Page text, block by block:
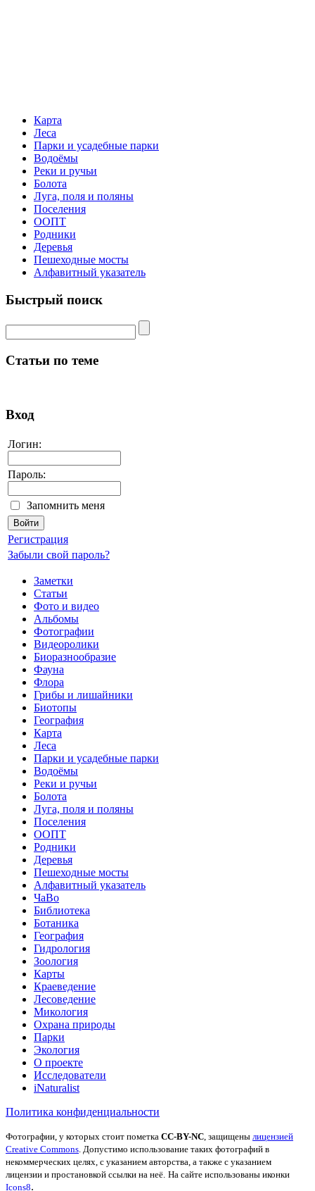
Карта
Леса
Парки и усадебные парки
Водоёмы
Реки и ручьи
Болота
Луга, поля и поляны
Поселения
ООПТ
Родники
Деревья
Пешеходные мосты
Алфавитный указатель
Быстрый поиск
Статьи по теме
Вход
Логин:
Пароль:
Запомнить меня
Регистрация
Забыли свой пароль?
Заметки
Статьи
Фото и видео
Альбомы
Фотографии
Видеоролики
Биоразнообразие
Фауна
Флора
Грибы и лишайники
Биотопы
География
Карта
Леса
Парки и усадебные парки
Водоёмы
Реки и ручьи
Болота
Луга, поля и поляны
Поселения
ООПТ
Родники
Деревья
Пешеходные мосты
Алфавитный указатель
ЧаВо
Библиотека
Ботаника
География
Гидрология
Зоология
Карты
Краеведение
Лесоведение
Микология
Охрана природы
Парки
Экология
О проекте
Исследователи
iNaturalist
Политика конфиденциальности
Фотографии, у которых стоит пометка CC-BY-NC, защищены лицензией
Creative Commons. Допустимо использование таких фотографий в
некоммерческих целях, с указанием авторства, а также с указанием
лицензии и простановкой ссылки на неё. На сайте использованы иконки
Icons8.